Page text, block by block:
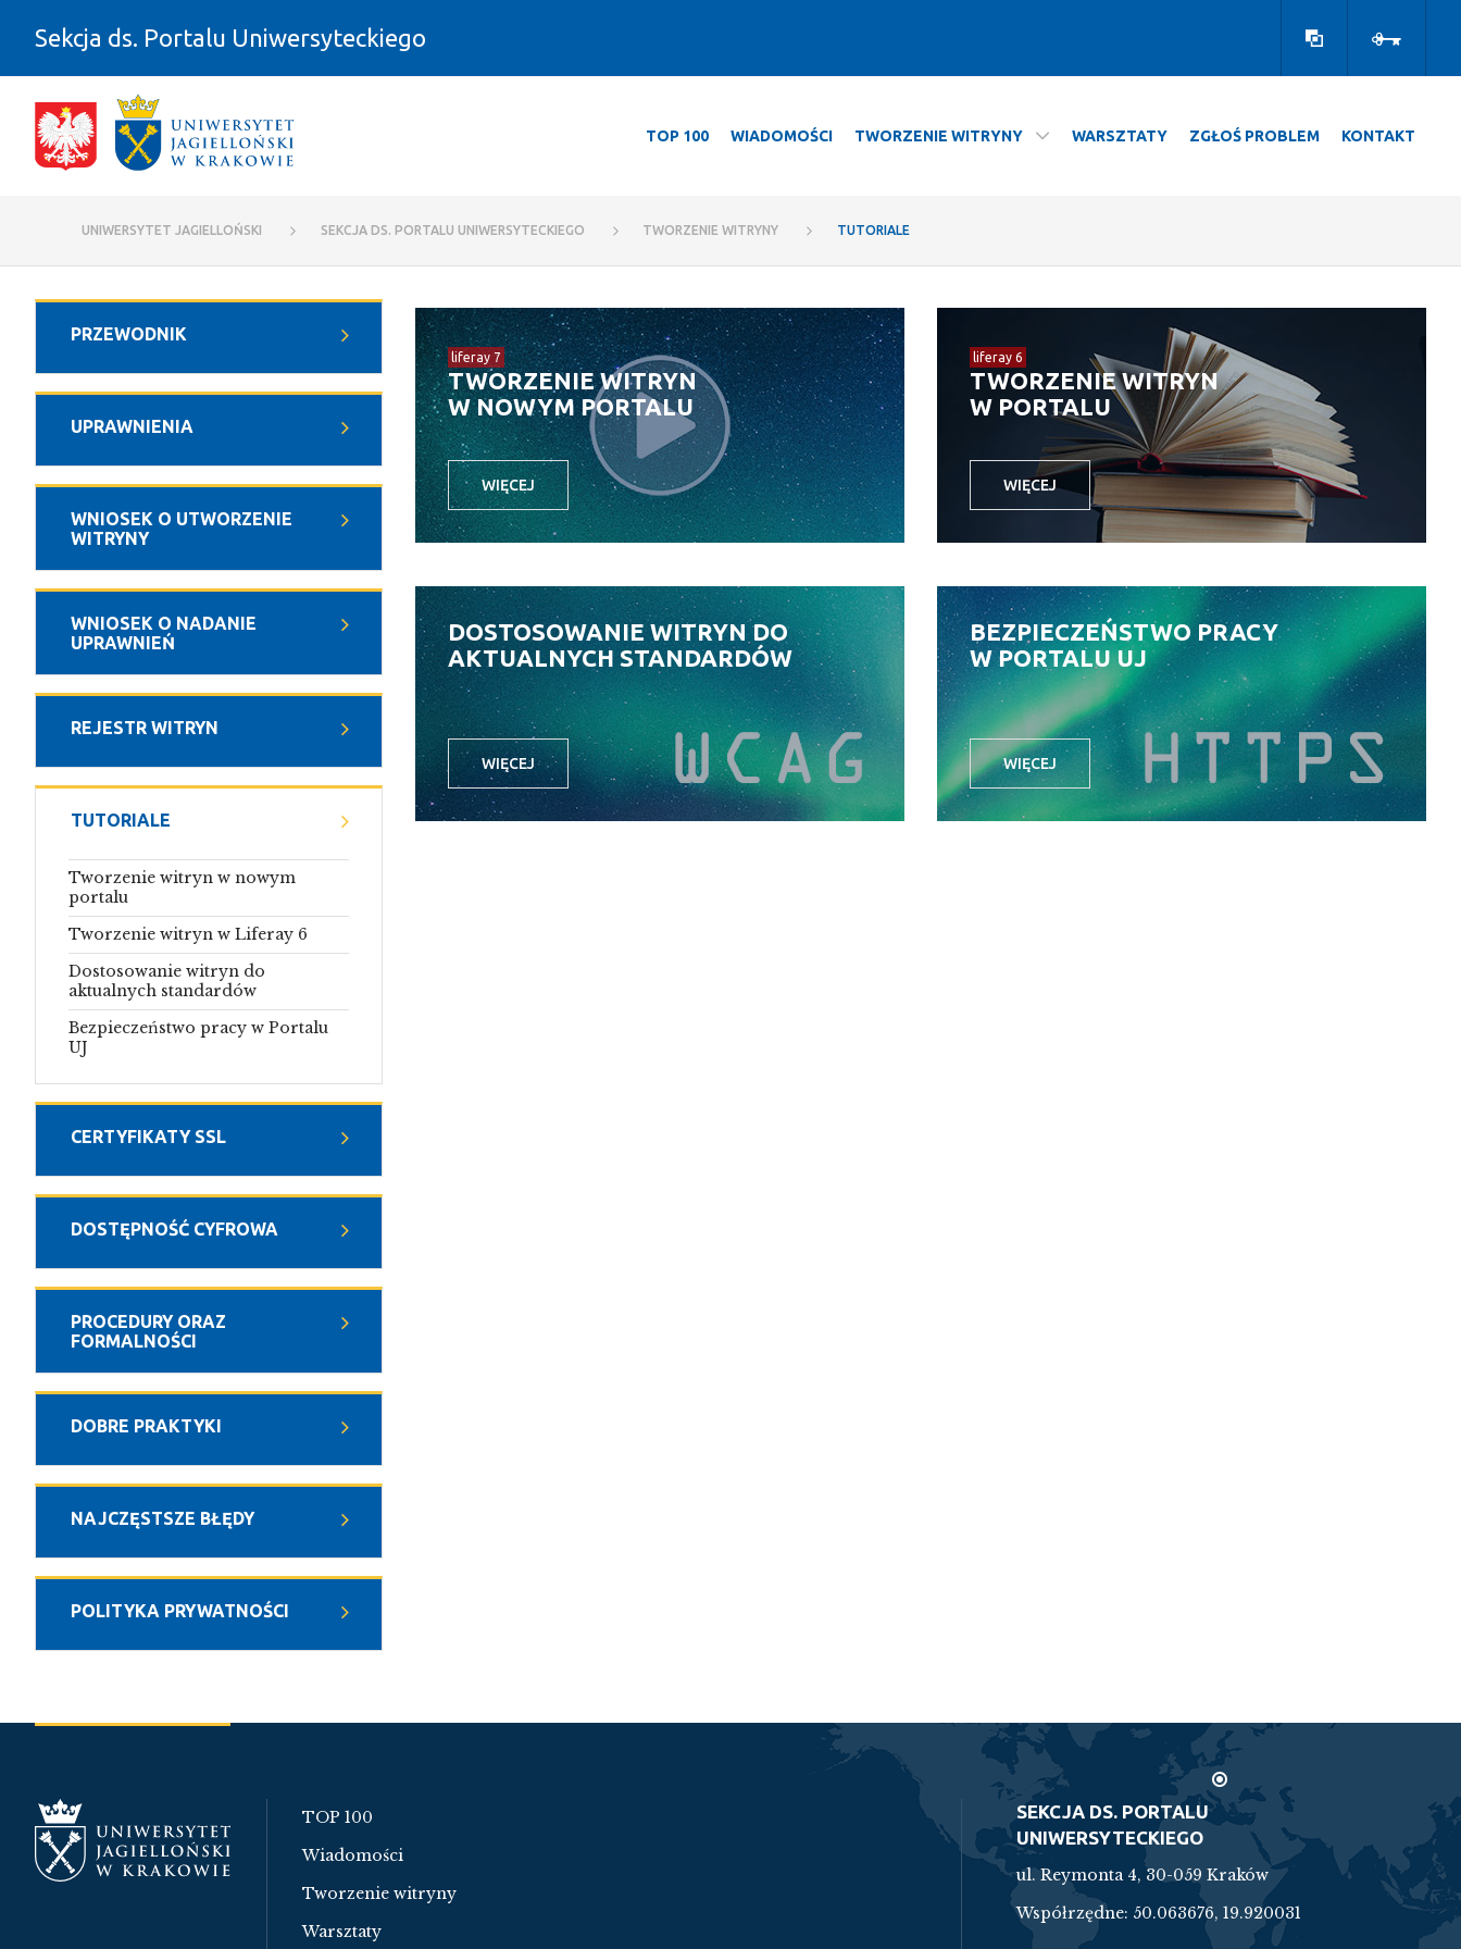
Sekcja ds. Portalu Uniwersyteckiego
TOP 100 WIADOMOŚCI TWORZENIE WITRYNY WARSZTATY ZGŁOŚ PROBLEM KONTAKT
UNIWERSYTET JAGIELLOŃSKI SEKCJA DS. PORTALU UNIWERSYTECKIEGO TWORZENIE WITRYNY TUTORIALE
PRZEWODNIK
UPRAWNIENIA
WNIOSEK O UTWORZENIE
WITRYNY
WNIOSEK O NADANIE
UPRAWNIEŃ
REJESTR WITRYN
TUTORIALE
Tworzenie witryn w nowym
portalu
Tworzenie witryn w Liferay 6
Dostosowanie witryn do
aktualnych standardów
Bezpieczeństwo pracy w Portalu
UJ
CERTYFIKATY SSL
DOSTĘPNOŚĆ CYFROWA
PROCEDURY ORAZ
FORMALNOŚCI
DOBRE PRAKTYKI
NAJCZĘSTSZE BŁĘDY
POLITYKA PRYWATNOŚCI
liferay 7
TWORZENIE WITRYN
W NOWYM PORTALU
WIĘCEJ
liferay 6
TWORZENIE WITRYN
W PORTALU
WIĘCEJ
DOSTOSOWANIE WITRYN DO
AKTUALNYCH STANDARDÓW
WIĘCEJ
BEZPIECZEŃSTWO PRACY
W PORTALU UJ
WIĘCEJ
TOP 100
Wiadomości
Tworzenie witryny
Warsztaty
SEKCJA DS. PORTALU
UNIWERSYTECKIEGO
ul. Reymonta 4, 30-059 Kraków
Współrzędne: 50.063676, 19.920031